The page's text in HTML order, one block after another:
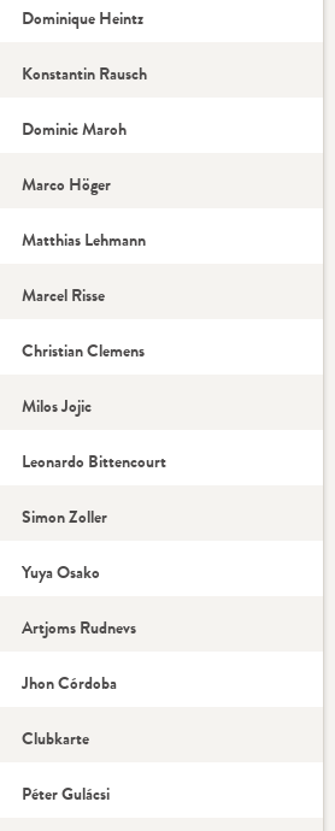
Dominique Heintz
Konstantin Rausch
Dominic Maroh
Marco Höger
Matthias Lehmann
Marcel Risse
Christian Clemens
Milos Jojic
Leonardo Bittencourt
Simon Zoller
Yuya Osako
Artjoms Rudnevs
Jhon Córdoba
Clubkarte
Péter Gulácsi